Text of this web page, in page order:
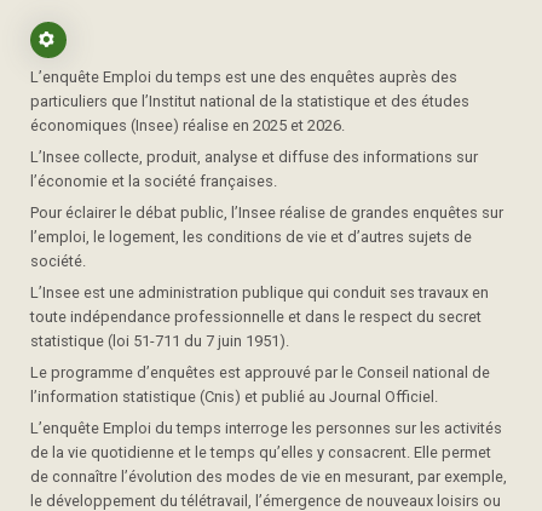
L’enquête Emploi du temps est une des enquêtes auprès des
particuliers que l’Institut national de la statistique et des études
économiques (Insee) réalise en 2025 et 2026.
L’Insee collecte, produit, analyse et diffuse des informations sur
l’économie et la société françaises.
Pour éclairer le débat public, l’Insee réalise de grandes enquêtes sur
l’emploi, le logement, les conditions de vie et d’autres sujets de
société.
L’Insee est une administration publique qui conduit ses travaux en
toute indépendance professionnelle et dans le respect du secret
statistique (loi 51-711 du 7 juin 1951).
Le programme d’enquêtes est approuvé par le Conseil national de
l’information statistique (Cnis) et publié au Journal Officiel.
L’enquête Emploi du temps interroge les personnes sur les activités
de la vie quotidienne et le temps qu’elles y consacrent. Elle permet
de connaître l’évolution des modes de vie en mesurant, par exemple,
le développement du télétravail, l’émergence de nouveaux loisirs ou